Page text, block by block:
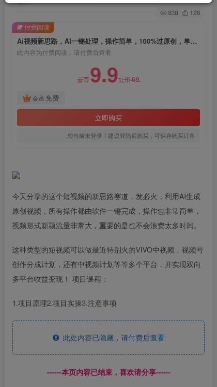
838 128
Ai视频新思路，AI一键处理，操作简单，100%过原创，单视频热度上百万，双向多平台变现
此内容为付费阅读，请付费后查看
云币 9.9云币99
会员 免费
立即购买
您当前未登录！建议登陆后购买，可保存购买订单
付费阅读
今天分享的这个短视频的新思路赛道，发必火，利用AI生成
原创视频，所有操作都由软件一键完成，操作也非常简单，
视频形式新颖流量非常大，重要的是也不会浪费太多时间。
这种类型的短视频可以做最近特别火的VIVO中视频，视频号
创作分成计划，还有中视频计划等等多个平台，并实现双向
多平台收益变现！ 项目课程：
1.项目原理2.项目实操3.注意事项
此处内容已隐藏，请付费后查看
------本页内容已结束，喜欢请分享------